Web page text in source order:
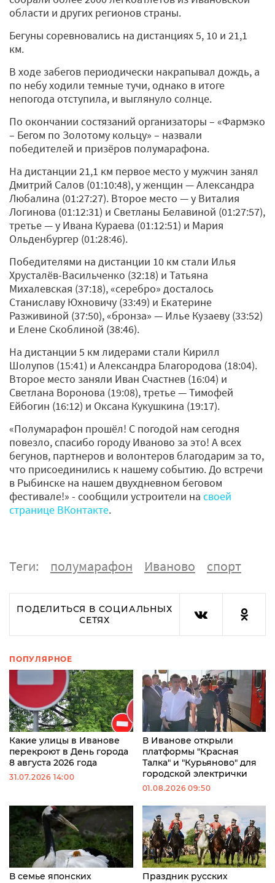
области и других регионов страны.
Бегуны соревновались на дистанциях 5, 10 и 21,1
км.
В ходе забегов периодически накрапывал дождь, а
по небу ходили темные тучи, однако в итоге
непогода отступила, и выглянуло солнце.
По окончании состязаний организаторы – «Фармэко
– Бегом по Золотому кольцу» – назвали
победителей и призёров полумарафона.
На дистанции 21,1 км первое место у мужчин занял
Дмитрий Салов (01:10:48), у женщин — Александра
Любалина (01:27:27). Второе место — у Виталия
Логинова (01:12:31) и Светланы Белавиной (01:27:57),
третье — у Ивана Кураева (01:12:51) и Мария
Ольденбургер (01:28:46).
Победителями на дистанции 10 км стали Илья
Хрусталёв-Васильченко (32:18) и Татьяна
Михалевская (37:18), «серебро» досталось
Станиславу Юхновичу (33:49) и Екатерине
Разживиной (37:50), «бронза» — Илье Кузаеву (33:52)
и Елене Скоблиной (38:46).
На дистанции 5 км лидерами стали Кирилл
Шолупов (15:41) и Александра Благородова (18:04).
Второе место заняли Иван Счастнев (16:04) и
Светлана Воронова (19:08), третье — Тимофей
Ейбогин (16:12) и Оксана Кукушкина (19:17).
«Полумарафон прошёл! С погодой нам сегодня
повезло, спасибо городу Иваново за это! А всех
бегунов, партнеров и волонтеров благодарим за то,
что присоединились к нашему событию. До встречи
в Рыбинске на нашем двухдневном беговом
фестивале!» - сообщили устроители на своей
странице ВКонтакте.
Теги: полумарафон Иваново спорт
ПОДЕЛИТЬСЯ В СОЦИАЛЬНЫХ
СЕТЯХ
ПОПУЛЯРНОЕ
Какие улицы в Иванове
перекроют в День города
8 августа 2026 года
31.07.2026 14:00
В Иванове открыли
платформы "Красная
Талка" и "Курьяново" для
городской электрички
01.08.2026 09:50
В семье японских
Праздник русских